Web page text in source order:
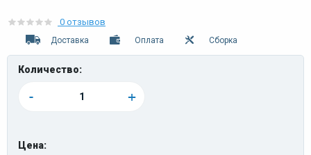
0 отзывов
Доставка Оплата Сборка
Количество:
- +
Цена: